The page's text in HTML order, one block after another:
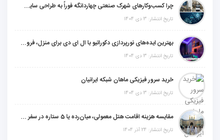
چرا کسب‌وکارهای شهرک صنعتی چهاردانگه فوراً به طراحی سایت نیاز دارند؟
تاریخ انتشار: 3 دی 1404
بهترین ایده‌های نورپردازی دکوراتیو با ال ای دی برای منزل، فروشگاه و دفتر کار
تاریخ انتشار: 3 دی 1404
خرید سرور فیزیکی ماهان شبکه ایرانیان
تاریخ انتشار: 3 دی 1404
مقایسه هزینه اقامت هتل معمولی، میان‌رده یا 5 ستاره در سفر زیارتی عراق
تاریخ انتشار: 24 آذر 1404